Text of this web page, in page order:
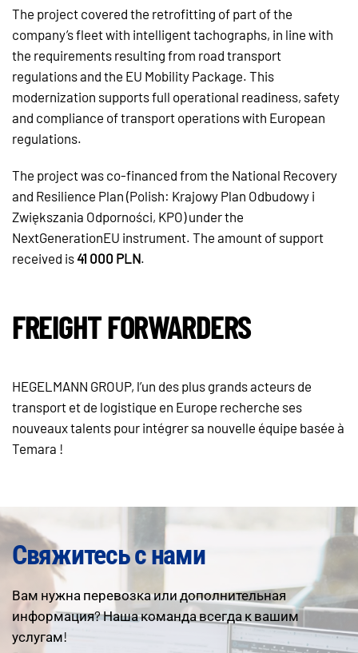
The project covered the retrofitting of part of the
company’s fleet with intelligent tachographs, in line with
the requirements resulting from road transport
regulations and the EU Mobility Package. This
modernization supports full operational readiness, safety
and compliance of transport operations with European
regulations.
The project was co-financed from the National Recovery
and Resilience Plan (Polish: Krajowy Plan Odbudowy i
Zwiększania Odporności, KPO) under the
NextGenerationEU instrument. The amount of support
received is41 000 PLN.
FREIGHT FORWARDERS
HEGELMANN GROUP, l’un des plus grands acteurs de
transport et de logistique en Europe recherche ses
nouveaux talents pour intégrer sa nouvelle équipe basée à
Temara !
Свяжитесь с нами
Вам нужна перевозка или дополнительная
информация? Наша команда всегда к вашим
услугам!